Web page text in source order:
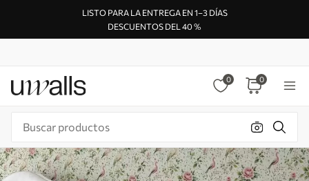
LISTO PARA LA ENTREGA EN 1–3 DÍAS
DESCUENTOS DEL 40 %
0 0